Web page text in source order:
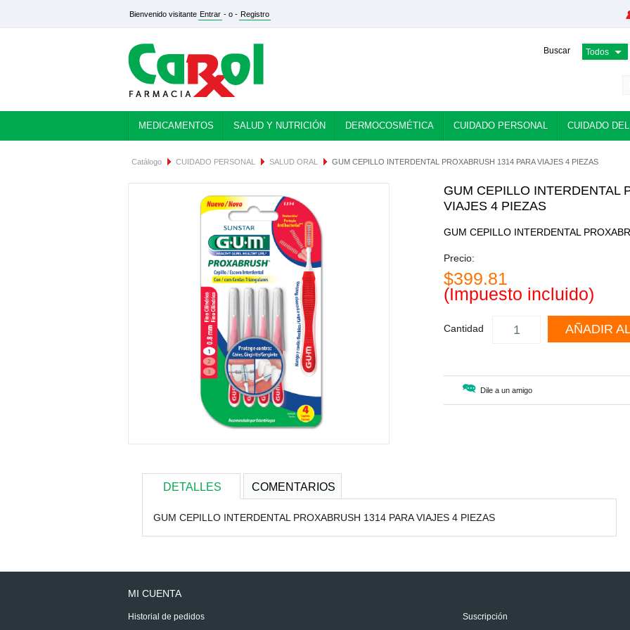
Bienvenido visitante Entrar - o - Registro
Buscar
MEDICAMENTOS SALUD Y NUTRICIÓN DERMOCOSMÉTICA CUIDADO PERSONAL CUIDADO
Catálogo CUIDADO PERSONAL SALUD ORAL GUM CEPILLO INTERDENTAL PROXABRUSH 1314 PARA VIAJES 4 PIEZAS
GUM CEPILLO INTERDENTAL
VIAJES 4 PIEZAS
GUM CEPILLO INTERDENTAL
Precio:
$399.81
(Impuesto incluido)
Cantidad AÑADIR
Dile a un amigo
DETALLES COMENTARIOS
GUM CEPILLO INTERDENTAL PROXABRUSH 1314 PARA VIAJES 4 PIEZAS
MI CUENTA
Historial de pedidos Suscripción